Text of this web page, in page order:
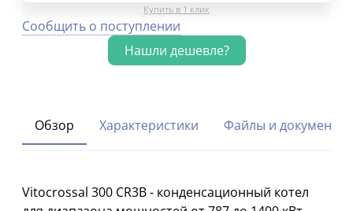
Купить в 1 клик
Сообщить о поступлении
Обзор Характеристики Файлы и документы
Vitocrossal 300 CR3B - конденсационный котел